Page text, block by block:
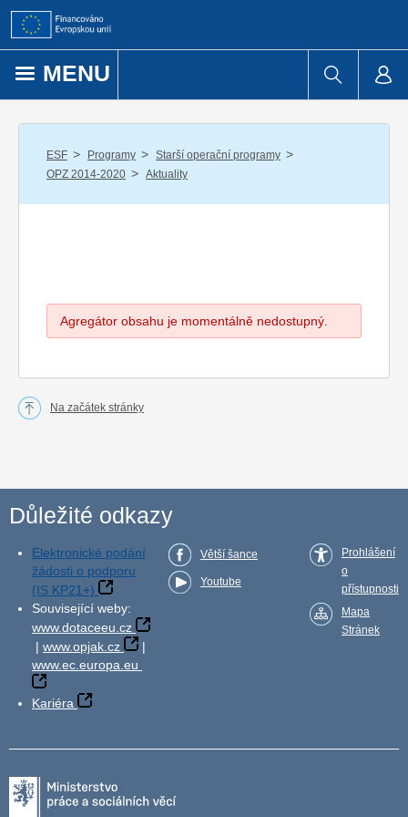
Přejít k obsahu
MENU
ESF / Programy / Starší operační programy /
OPZ 2014-2020 / Aktuality
Agregátor obsahu je momentálně nedostupný.
Na začátek stránky
Důležité odkazy
Elektronické podání
žádosti o podporu
(IS KP21+)
Související weby:
www.dotaceeu.cz
| www.opjak.cz
|
www.ec.europa.eu
Kariéra
Větší šance
Youtube
Prohlášení
o
přístupnosti
Mapa
Stránek